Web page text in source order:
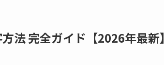
法 完全ガイド【2026年最新】